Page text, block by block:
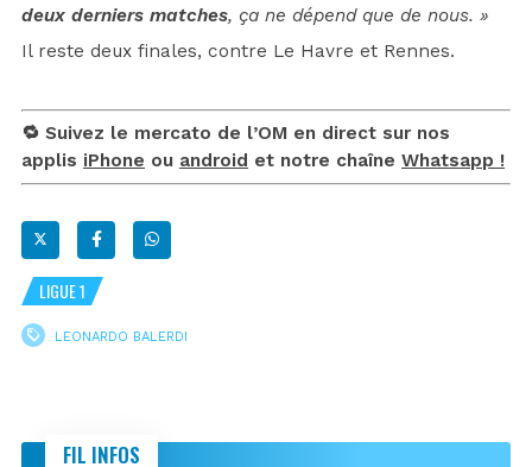
deux derniers matches, ça ne dépend que de nous. »
Il reste deux finales, contre Le Havre et Rennes.
🔁 Suivez le mercato de l’OM en direct sur nos
applis iPhone ou android et notre chaîne Whatsapp !
LIGUE 1
LEONARDO BALERDI
FIL INFOS